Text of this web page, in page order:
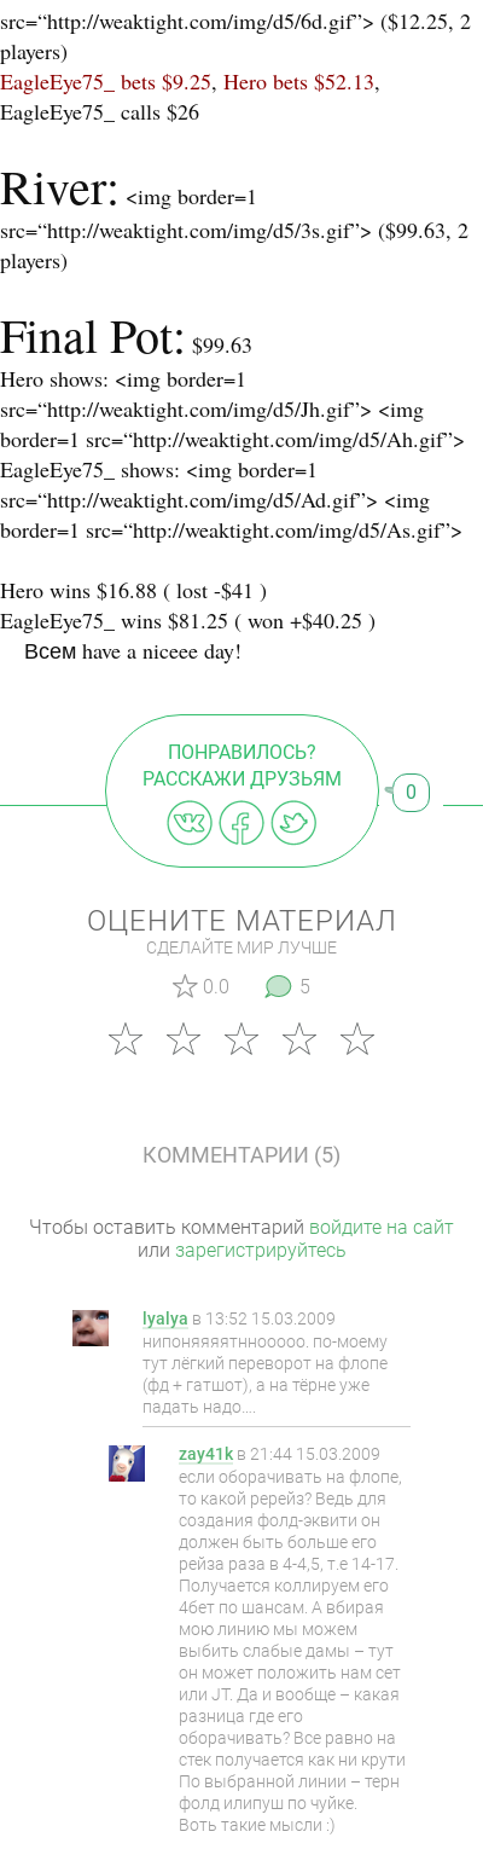
src=“http://weaktight.com/img/d5/6d.gif”> ($12.25, 2
players)
EagleEye75_ bets $9.25, Hero bets $52.13,
EagleEye75_ calls $26
River: <img border=1
src=“http://weaktight.com/img/d5/3s.gif”> ($99.63, 2
players)
Final Pot: $99.63
Hero shows: <img border=1
src=“http://weaktight.com/img/d5/Jh.gif”> <img
border=1 src=“http://weaktight.com/img/d5/Ah.gif”>
EagleEye75_ shows: <img border=1
src=“http://weaktight.com/img/d5/Ad.gif”> <img
border=1 src=“http://weaktight.com/img/d5/As.gif”>
Hero wins $16.88 ( lost -$41 )
EagleEye75_ wins $81.25 ( won +$40.25 )
Всем have a niceee day!
ПОНРАВИЛОСЬ?
РАССКАЖИ ДРУЗЬЯМ
0
ОЦЕНИТЕ МАТЕРИАЛ
СДЕЛАЙТЕ МИР ЛУЧШЕ
0.0 5
КОММЕНТАРИИ (5)
Чтобы оставить комментарий войдите на сайт
или зарегистрируйтесь
lyalya в 13:52 15.03.2009
нипоняяяятннооооо. по-моему
тут лёгкий переворот на флопе
(фд + гатшот), а на тёрне уже
падать надо….
zay41k в 21:44 15.03.2009
если оборачивать на флопе,
то какой ререйз? Ведь для
создания фолд-эквити он
должен быть больше его
рейза раза в 4-4,5, т.е 14-17.
Получается коллируем его
4бет по шансам. А вбирая
мою линию мы можем
выбить слабые дамы – тут
он может положить нам сет
или JT. Да и вообще – какая
разница где его
оборачивать? Все равно на
стек получается как ни крути
По выбранной линии – терн
фолд илипуш по чуйке.
Воть такие мысли :)